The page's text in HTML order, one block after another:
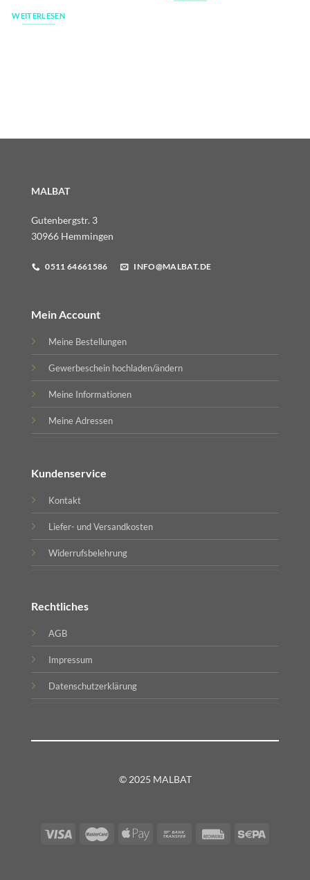
WEITERLESEN
MALBAT
Gutenbergstr. 3
30966 Hemmingen
0511 64661586 INFO@MALBAT.DE
Mein Account
Meine Bestellungen
Gewerbeschein hochladen/ändern
Meine Informationen
Meine Adressen
Kundenservice
Kontakt
Liefer- und Versandkosten
Widerrufsbelehrung
Rechtliches
AGB
Impressum
Datenschutzerklärung
© 2025 MALBAT